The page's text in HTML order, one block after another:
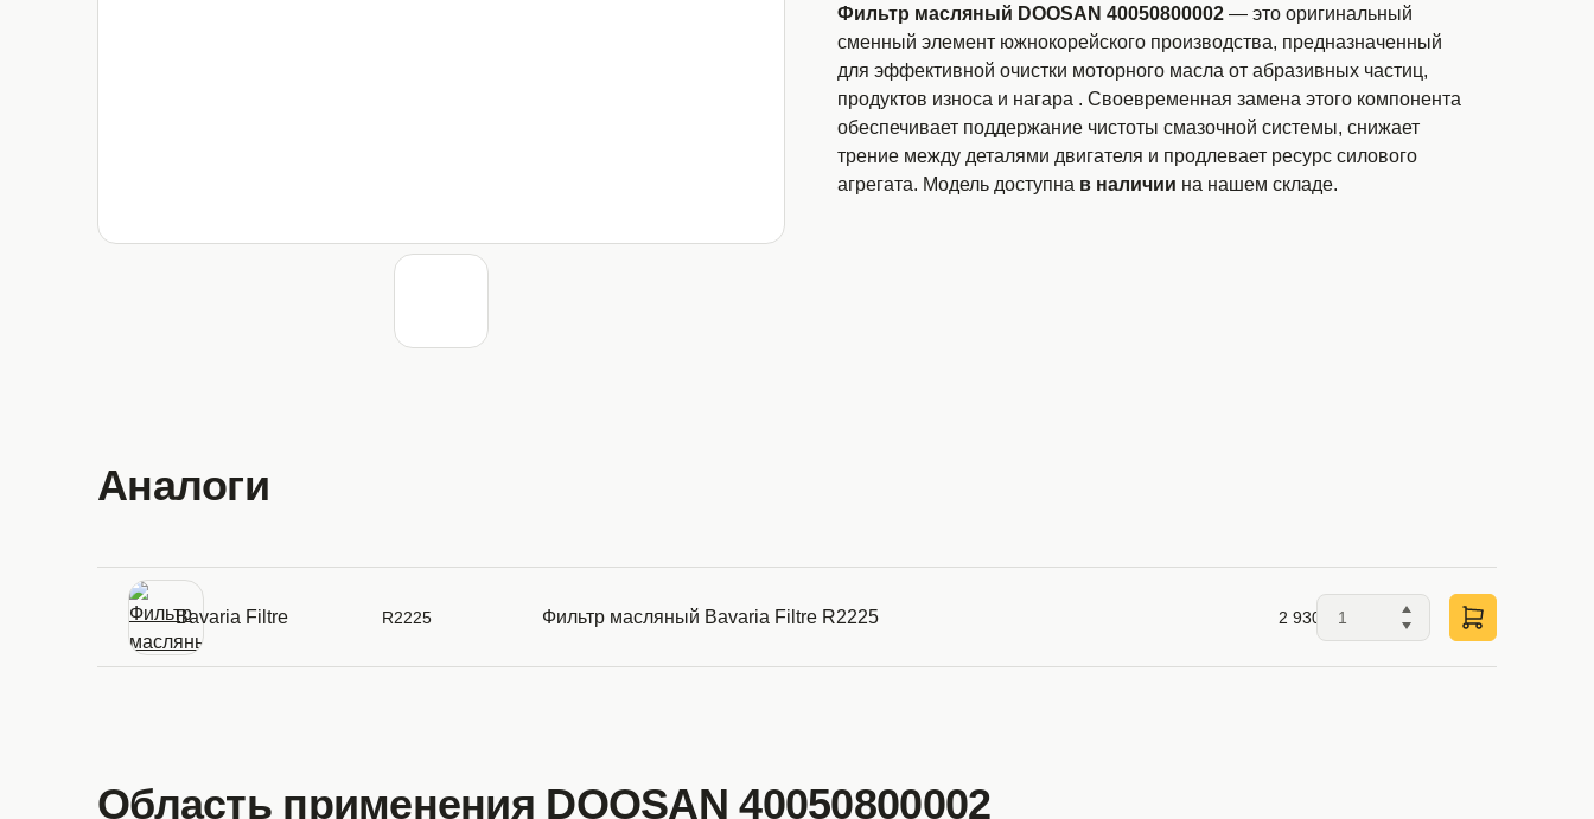
Фильтр масляный DOOSAN 40050800002 — это оригинальный
сменный элемент южнокорейского производства, предназначенный
для эффективной очистки моторного масла от абразивных частиц,
продуктов износа и нагара . Своевременная замена этого компонента
обеспечивает поддержание чистоты смазочной системы, снижает
трение между деталями двигателя и продлевает ресурс силового
агрегата. Модель доступна в наличии на нашем складе.
Аналоги
Bavaria Filtre R2225 Фильтр масляный Bavaria Filtre R2225 2 930 ₽
Область применения DOOSAN 40050800002